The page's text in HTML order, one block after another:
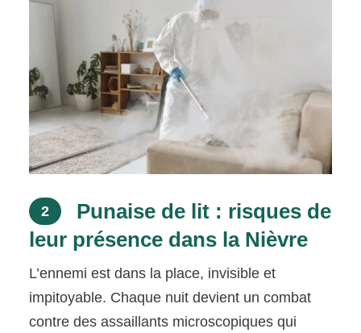
2
Punaise de lit : risques de
leur présence dans la Nièvre
L’ennemi est dans la place, invisible et
impitoyable. Chaque nuit devient un combat
contre des assaillants microscopiques qui